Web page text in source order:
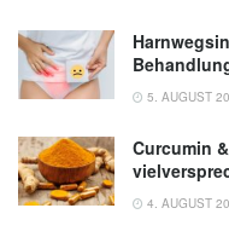
5. AUGUST
Curcumin
4. AUGUST